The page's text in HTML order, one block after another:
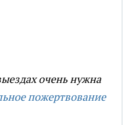
очень нужна
пожертвование